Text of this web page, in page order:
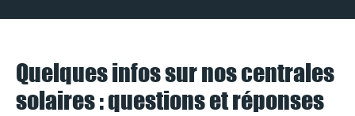
Quelques infos sur nos centrales
solaires : questions et réponses